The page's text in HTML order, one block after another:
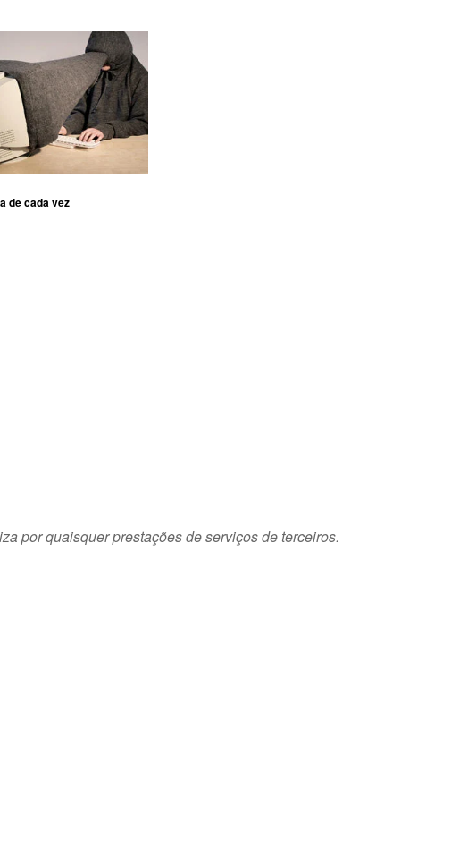
de cada vez
por quaisquer prestações de serviços de terceiros.